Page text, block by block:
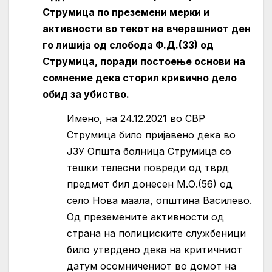
Струмица по преземени мерки и
активности во текот на вчерашниот ден
го лишија од слобода Ф.Д.(33) од
Струмица, поради постоење основи на
сомнение дека сторил кривично дело
обид за убиство.
Имено, на 24.12.2021 во СВР
Струмица било пријавено дека во
ЈЗУ Општа болница Струмица со
тешки телесни повреди од тврд
предмет бил донесен М.О.(56) од
село Нова маала, општина Василево.
Од преземените активности од
страна на полициските службеници
било утврдено дека на критичниот
датум осомничениот во домот на